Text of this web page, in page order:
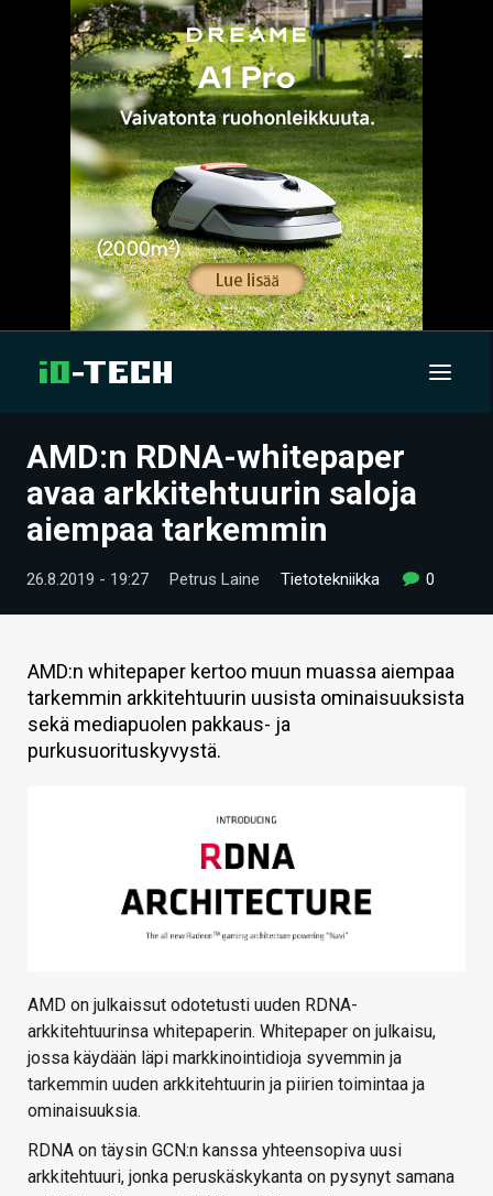
UUTISET
ARTIKKELIT
VIDEOT
TECHBBS
TIETOA
HINTA.FI
KAUPPA
AMD:n RDNA-whitepaper
avaa arkkitehtuurin saloja
aiempaa tarkemmin
26.8.2019 - 19:27 Petrus Laine Tietotekniikka 0
AMD:n whitepaper kertoo muun muassa aiempaa
tarkemmin arkkitehtuurin uusista ominaisuuksista
sekä mediapuolen pakkaus- ja
purkusuorituskyvystä.
AMD on julkaissut odotetusti uuden RDNA-
arkkitehtuurinsa whitepaperin. Whitepaper on julkaisu,
jossa käydään läpi markkinointidioja syvemmin ja
tarkemmin uuden arkkitehtuurin ja piirien toimintaa ja
ominaisuuksia.
RDNA on täysin GCN:n kanssa yhteensopiva uusi
arkkitehtuuri, jonka peruskäskykanta on pysynyt samana